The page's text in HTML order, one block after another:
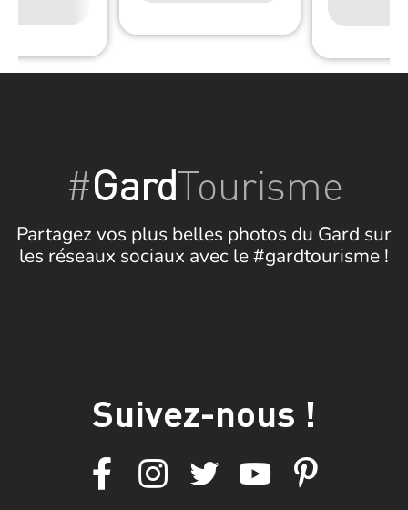
#GardTourisme
Partagez vos plus belles photos du Gard sur
les réseaux sociaux avec le #gardtourisme !
Suivez-nous !